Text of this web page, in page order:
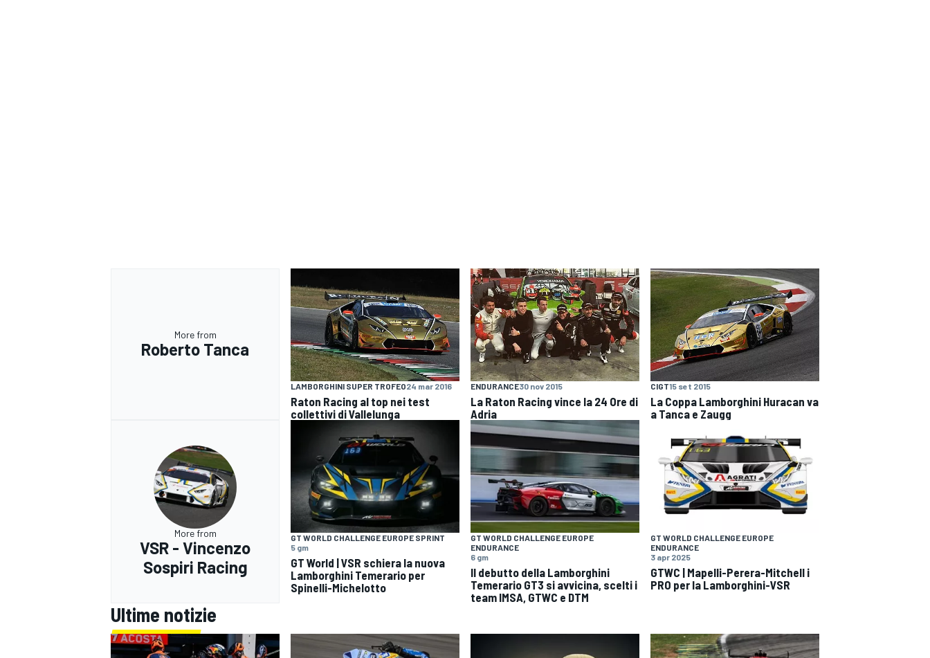
More from
Roberto Tanca
LAMBORGHINI SUPER TROFEO24 mar 2016
Raton Racing al top nei test
collettivi di Vallelunga
ENDURANCE30 nov 2015
La Raton Racing vince la 24 Ore di
Adria
CIGT15 set 2015
La Coppa Lamborghini Huracan va
a Tanca e Zaugg
More from
VSR - Vincenzo
Sospiri Racing
GT WORLD CHALLENGE EUROPE SPRINT
5 gm
GT World | VSR schiera la nuova
Lamborghini Temerario per
Spinelli-Michelotto
GT WORLD CHALLENGE EUROPE
ENDURANCE
6 gm
Il debutto della Lamborghini
Temerario GT3 si avvicina, scelti i
team IMSA, GTWC e DTM
GT WORLD CHALLENGE EUROPE
ENDURANCE
3 apr 2025
GTWC | Mapelli-Perera-Mitchell i
PRO per la Lamborghini-VSR
Ultime notizie